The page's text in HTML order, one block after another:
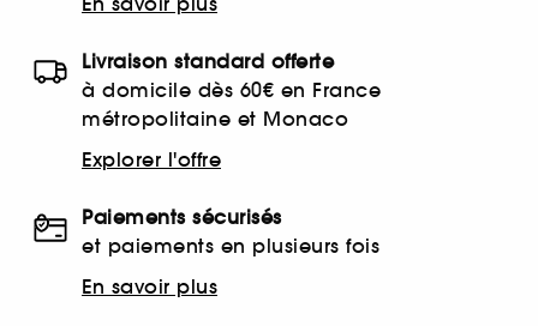
Livraison standard offerte
à domicile dès 60€ en France
métropolitaine et Monaco
Explorer l'offre
Paiements sécurisés
et paiements en plusieurs fois
En savoir plus